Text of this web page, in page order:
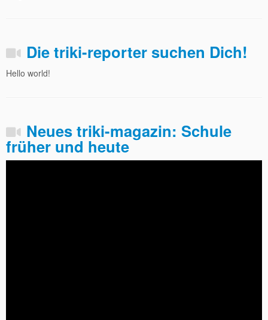
Die triki-reporter suchen Dich!
Hello world!
Neues triki-magazin: Schule
früher und heute